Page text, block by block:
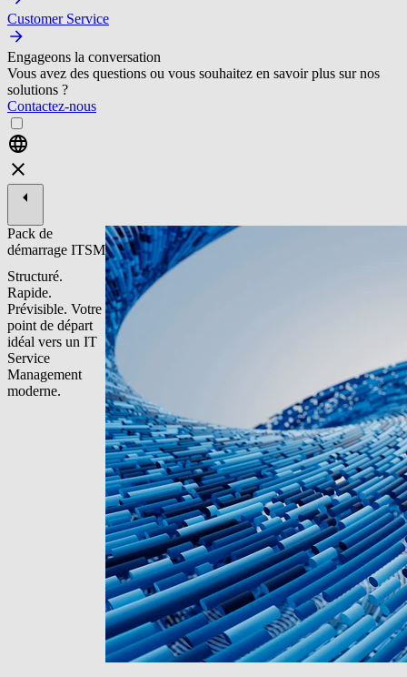
Customer Service
Engageons la conversation
Vous avez des questions ou vous souhaitez en savoir plus sur nos
solutions ?
Contactez-nous
Pack de
démarrage ITSM
Structuré.
Rapide.
Prévisible. Votre
point de départ
idéal vers un IT
Service
Management
moderne.